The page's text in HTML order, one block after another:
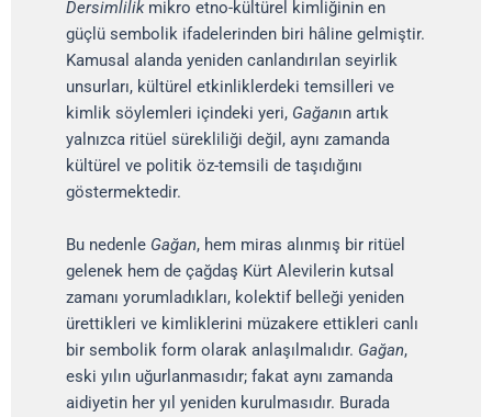
Dersimlilikmikro etno-kültürel kimliğinin en
güçlü sembolik ifadelerinden biri hâline gelmiştir.
Kamusal alanda yeniden canlandırılan seyirlik
unsurları, kültürel etkinliklerdeki temsilleri ve
kimlik söylemleri içindeki yeri, Gağanın artık
yalnızca ritüel sürekliliği değil, aynı zamanda
kültürel ve politik öz-temsili de taşıdığını
göstermektedir.
Bu nedenle Gağan, hem miras alınmış bir ritüel
gelenek hem de çağdaş Kürt Alevilerin kutsal
zamanı yorumladıkları, kolektif belleği yeniden
ürettikleri ve kimliklerini müzakere ettikleri canlı
bir sembolik form olarak anlaşılmalıdır. Gağan,
eski yılın uğurlanmasıdır; fakat aynı zamanda
aidiyetin her yıl yeniden kurulmasıdır. Burada